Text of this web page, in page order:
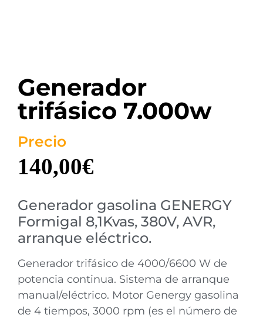
Generador
trifásico 7.000w
Precio
140,00€
Generador gasolina GENERGY
Formigal 8,1Kvas, 380V, AVR,
arranque eléctrico.
Generador trifásico de 4000/6600 W de
potencia continua. Sistema de arranque
manual/eléctrico. Motor Genergy gasolina
de 4 tiempos, 3000 rpm (es el número de